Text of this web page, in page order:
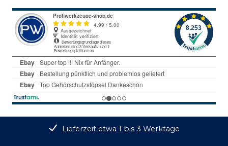
Lieferzeit etwa 1 bis 3 Werktage